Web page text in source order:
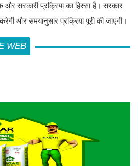
और सरकारी प्रक्रिया का हिस्सा है। सरकार
और समयानुसार प्रक्रिया पूरी की जाएगी।
WEB